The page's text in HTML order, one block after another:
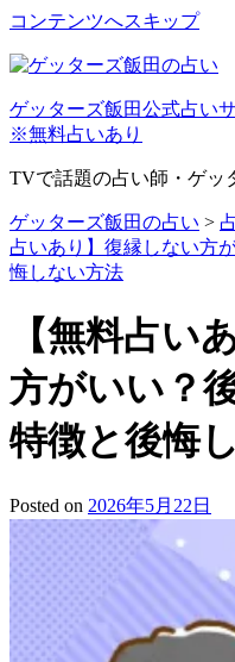
コンテンツへスキップ
ゲッターズ飯田公式占い
※無料占いあり
TVで話題の占い師・ゲッ
ゲッターズ飯田の占い >
占いあり】復縁しない方
悔しない方法
【無料占い
方がいい？
特徴と後悔
Posted on 2026年5月22日